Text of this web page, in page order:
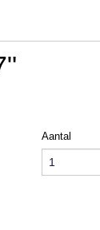
Aantal